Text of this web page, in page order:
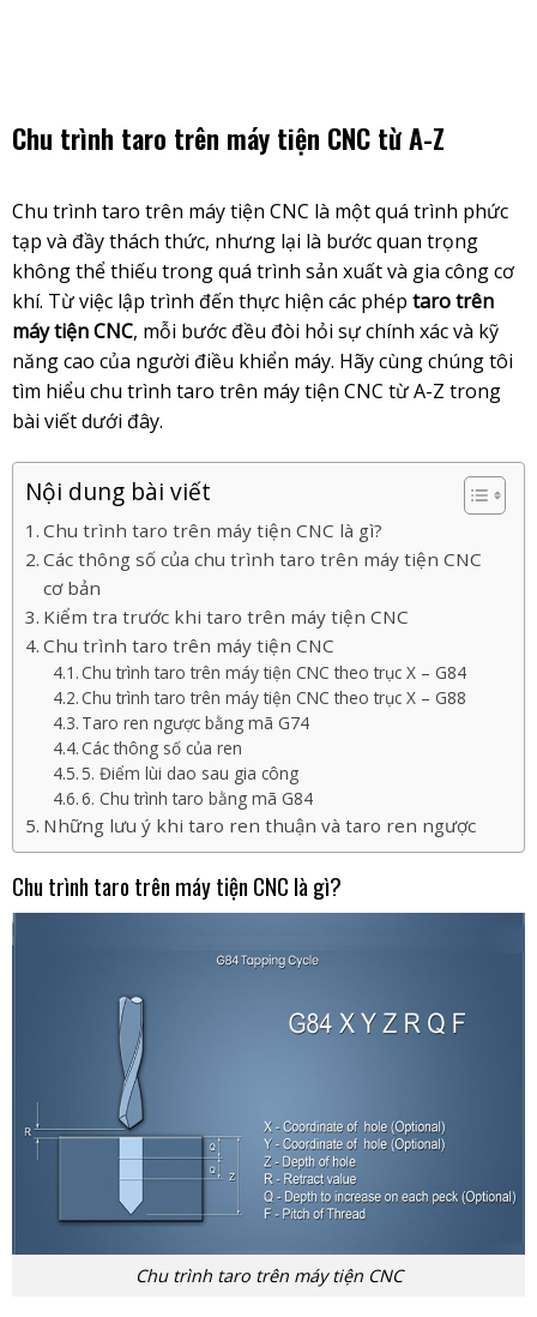
Chu trình taro trên máy tiện CNC từ A-Z
Chu trình taro trên máy tiện CNC là một quá trình phức
tạp và đầy thách thức, nhưng lại là bước quan trọng
không thể thiếu trong quá trình sản xuất và gia công cơ
khí. Từ việc lập trình đến thực hiện các phép taro trên
máy tiện CNC, mỗi bước đều đòi hỏi sự chính xác và kỹ
năng cao của người điều khiển máy. Hãy cùng chúng tôi
tìm hiểu chu trình taro trên máy tiện CNC từ A-Z trong
bài viết dưới đây.
Nội dung bài viết
Chu trình taro trên máy tiện CNC là gì?
Các thông số của chu trình taro trên máy tiện CNC
cơ bản
Kiểm tra trước khi taro trên máy tiện CNC
Chu trình taro trên máy tiện CNC
Chu trình taro trên máy tiện CNC theo trục X – G84
Chu trình taro trên máy tiện CNC theo trục X – G88
Taro ren ngược bằng mã G74
Các thông số của ren
5. Điểm lùi dao sau gia công
6. Chu trình taro bằng mã G84
Những lưu ý khi taro ren thuận và taro ren ngược
Chu trình taro trên máy tiện CNC là gì?
Chu trình taro trên máy tiện CNC